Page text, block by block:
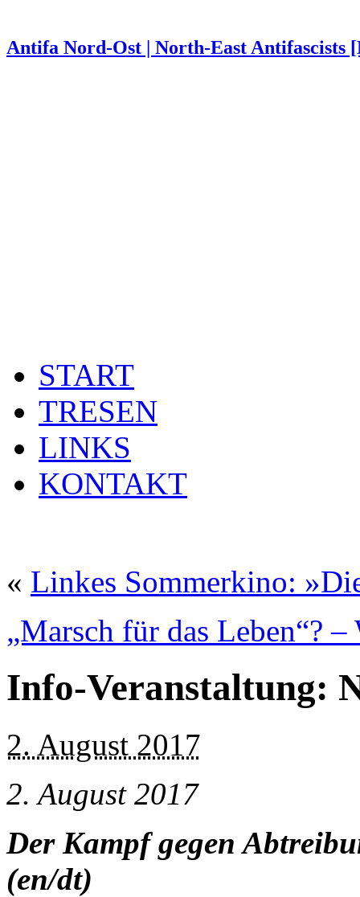
Antifa Nord-Ost | North-East Antifascists
START
TRESEN
LINKS
KONTAKT
« Linkes Sommerkino:
„Marsch für das Leben“?
Info-Veranstaltung:
2. August 2017
2. August 2017
Der Kampf gegen
(en/dt)